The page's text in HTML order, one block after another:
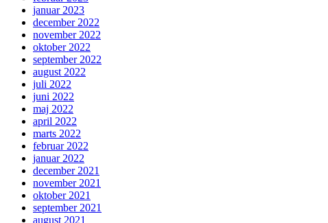
januar 2023
december 2022
november 2022
oktober 2022
september 2022
august 2022
juli 2022
juni 2022
maj 2022
april 2022
marts 2022
februar 2022
januar 2022
december 2021
november 2021
oktober 2021
september 2021
august 2021